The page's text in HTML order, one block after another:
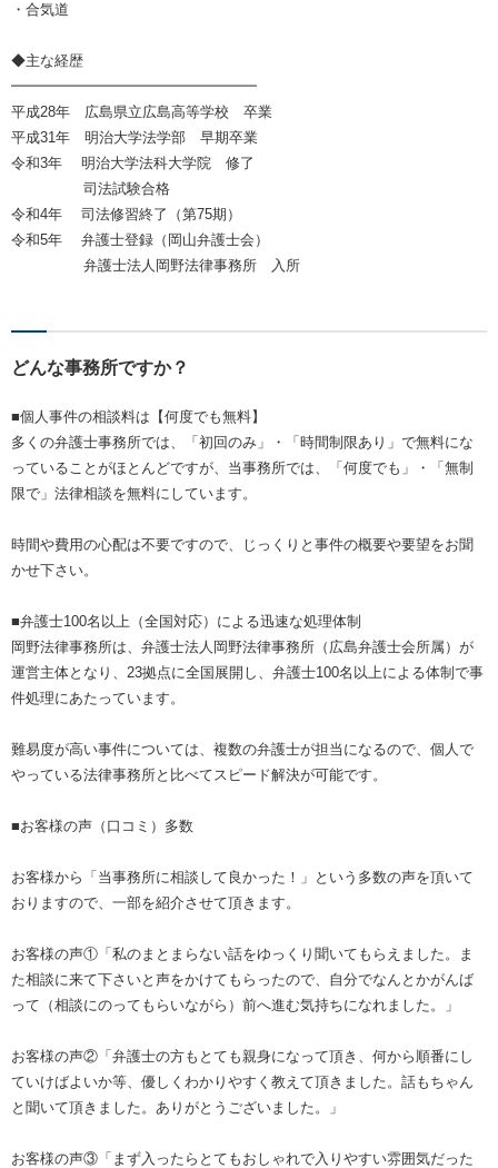
・合気道
◆主な経歴
━━━━━━━━━━━━━━━━━
平成28年 広島県立広島高等学校 卒業
平成31年 明治大学法学部 早期卒業
令和3年 明治大学法科大学院 修了
司法試験合格
令和4年 司法修習終了（第75期）
令和5年 弁護士登録（岡山弁護士会）
弁護士法人岡野法律事務所 入所
どんな事務所ですか？
■個人事件の相談料は【何度でも無料】
多くの弁護士事務所では、「初回のみ」・「時間制限あり」で無料にな
っていることがほとんどですが、当事務所では、「何度でも」・「無制
限で」法律相談を無料にしています。
時間や費用の心配は不要ですので、じっくりと事件の概要や要望をお聞
かせ下さい。
■弁護士100名以上（全国対応）による迅速な処理体制
岡野法律事務所は、弁護士法人岡野法律事務所（広島弁護士会所属）が
運営主体となり、23拠点に全国展開し、弁護士100名以上による体制で事
件処理にあたっています。
難易度が高い事件については、複数の弁護士が担当になるので、個人で
やっている法律事務所と比べてスピード解決が可能です。
■お客様の声（口コミ）多数
お客様から「当事務所に相談して良かった！」という多数の声を頂いて
おりますので、一部を紹介させて頂きます。
お客様の声①「私のまとまらない話をゆっくり聞いてもらえました。ま
た相談に来て下さいと声をかけてもらったので、自分でなんとかがんば
って（相談にのってもらいながら）前へ進む気持ちになれました。」
お客様の声②「弁護士の方もとても親身になって頂き、何から順番にし
ていけばよいか等、優しくわかりやすく教えて頂きました。話もちゃん
と聞いて頂きました。ありがとうございました。」
お客様の声③「まず入ったらとてもおしゃれで入りやすい雰囲気だった